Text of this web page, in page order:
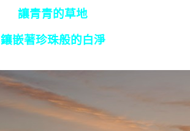
讓青青的草地
鑲嵌著珍珠般的白淨